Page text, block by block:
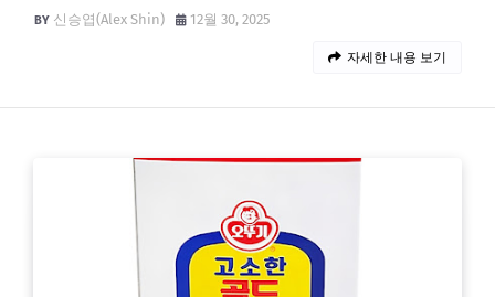
신승엽(Alex Shin)
12월 30, 2025
자세한 내용 보기